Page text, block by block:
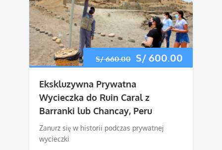
S/660.00 Pierwotna
wynosiła:
S/ 660.00.
S/600.00
Ekskluzywna Prywatna
Wycieczka do Ruin Caral z
Barranki lub Chancay, Peru
Zanurz się w historii podczas prywatnej
wycieczki